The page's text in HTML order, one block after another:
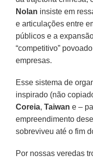
Nolan insiste em
e articulações entre
públicos e a
“competitivo”
empresas.
Esse sistema de
inspirado (não
Coreia,Taiwan e –
empreendimento
sobreviveu até o fim
Por nossas veredas